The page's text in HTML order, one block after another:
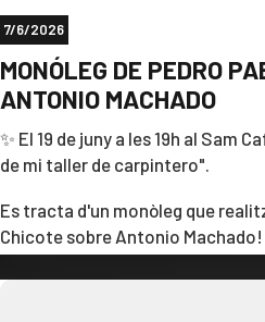
d’il·lusió i projectes. A partir
presidida per en Pere Lasurt, que
compromís de continuar fent
7/6/2026
MONÓLEG DE PEDRO
ANTONIO MACHADO
✨ El 19 de juny a les 19h al Sam
de mi taller de carpintero".
Es tracta d'un monòleg que
Chicote sobre Antonio Machado!
Us hi esperem a tots i a